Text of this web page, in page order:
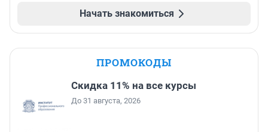
Начать знакомиться
ПРОМОКОДЫ
Скидка 11% на все курсы
До 31 августа, 2026